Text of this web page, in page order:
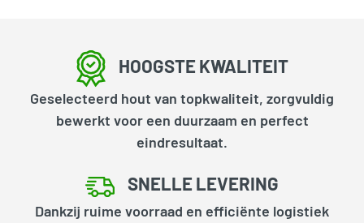
HOOGSTE KWALITEIT
Geselecteerd hout van topkwaliteit, zorgvuldig
bewerkt voor een duurzaam en perfect
eindresultaat.
SNELLE LEVERING
Dankzij ruime voorraad en efficiënte logistiek